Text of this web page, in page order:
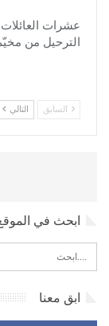
عشرات
الترحيل من
السابق التالي
ابحث في
ابق معنا